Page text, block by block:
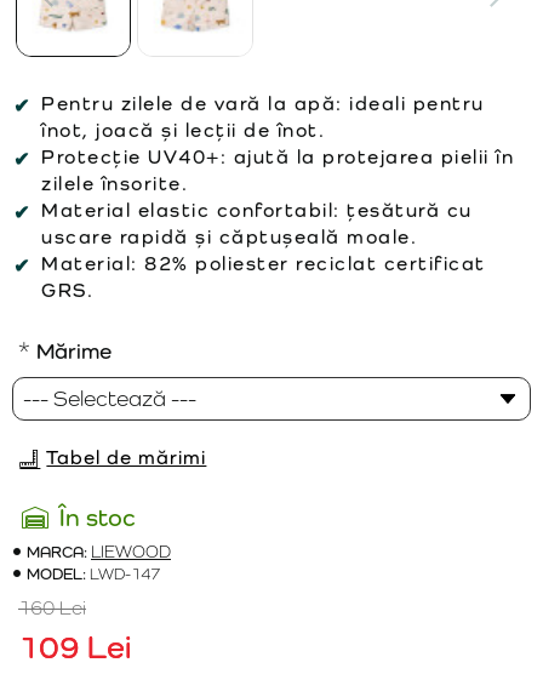
Pentru zilele de vară la apă: ideali pentru
înot, joacă și lecții de înot.
Protecție UV40+: ajută la protejarea pielii în
zilele însorite.
Material elastic confortabil: țesătură cu
uscare rapidă și căptușeală moale.
Material: 82% poliester reciclat certificat
GRS.
În stoc
MARCA: LIEWOOD
MODEL: LWD-147
109 Lei
160 Lei
Mărime
Tabel de mărimi